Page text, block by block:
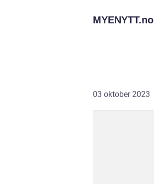
MYENYTT.no
03 oktober 2023